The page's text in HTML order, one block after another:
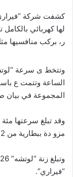
كشفت شركة
لها كهربائي
ر، بركب منافسيها
المجموعة في بيان
مزو دة ببطارية من 122 كيلوات ساعة.
“فيراري”.